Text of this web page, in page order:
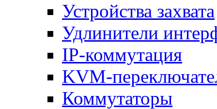
Устройства захвата
Удлинители
IP-коммутация
KVM-
Коммутаторы